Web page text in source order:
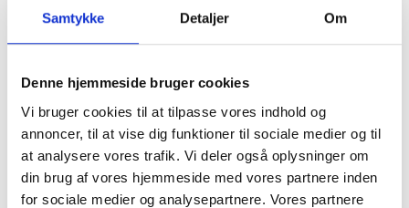
Samtykke Detaljer Om
Denne hjemmeside bruger cookies
Vi bruger cookies til at tilpasse vores indhold og
annoncer, til at vise dig funktioner til sociale medier og til
at analysere vores trafik. Vi deler også oplysninger om
din brug af vores hjemmeside med vores partnere inden
for sociale medier og analysepartnere. Vores partnere
giver muligheder for udveksling og læring på tværs af
afdelingerne. Det giver også erfaringsmæssigt de bedste
styrke det konkrete samarbejde.
Prisen for kurset (standardforløb på 3 timer) er 12.000 kr.
Hertil kommer transportomkostninger for konsulent (+ evt.
overnatning).